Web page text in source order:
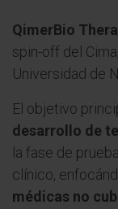
QimerBio
spin-off del
Universidad de
El objetivo
desarrollo de
la fase de
clínico,
médicas no